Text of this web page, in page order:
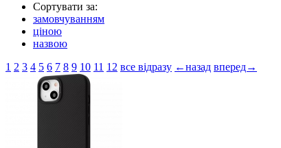
Сортувати за:
замовчуванням
ціною
назвою
1 2 3 4 5 6 7 8 9 10 11 12 все відразу ←назад вперед→